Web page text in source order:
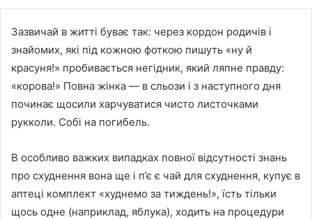
Зазвичай в житті буває так: через кордон родичів і
знайомих, які під кожною фоткою пишуть «ну й
красуня!» пробивається негідник, який ляпне правду:
«корова!» Повна жінка — в сльози і з наступного дня
починає щосили харчуватися чисто листочками
рукколи. Собі на погибель.
В особливо важких випадках повної відсутності знань
про схуднення вона ще і п’є є чай для схуднення, купує в
аптеці комплект «худнемо за тиждень!», їсть тільки
щось одне (наприклад, яблука), ходить на процедури